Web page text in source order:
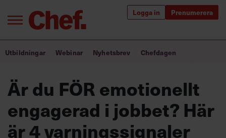
Logga in Prenumerera
Bra ledare förändrar världen
Innehåll från Chef
Utbildning för ledare
Chefakademin+
Utbildningar Webinar Nyhetsbrev Chefdagen
Är du FÖR emotionellt
engagerad i jobbet? Här
är 4 varningssignaler